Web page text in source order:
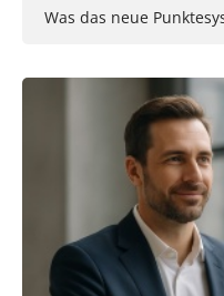
Was das neue